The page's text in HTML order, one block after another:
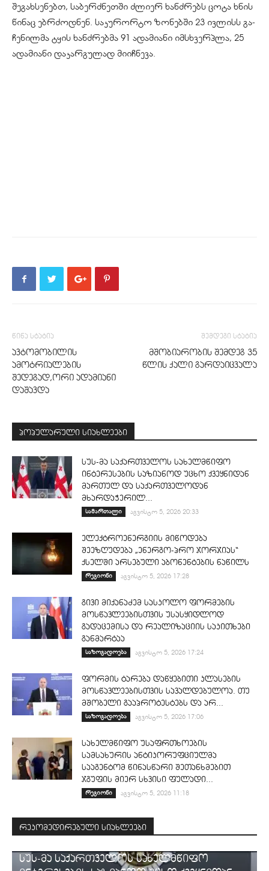
შე­გახ­სე­ნებთ, სა­ბერ­ძნეთ­ში ძლი­ერ ხან­ძრებს ცოტა ხნის
წი­ნაც ებ­რძოდ­ნენ. სა­კუ­რორ­ტო ზო­ნებ­ში 23 ივ­ლისს გა­
ჩე­ნილ­მა ტყის ხან­ძრებ­მა 91 ადა­მი­ა­ნი იმ­სხვერ­პლა, 25
ადა­მი­ა­ნი დაკარგულად მი­იჩ­ნე­ვა.
წინა სტატია
ავტომობილის
ამოტრიალების
შედეგად,ორი ადამიანი
დაშავდა
შემდეგი სტატია
მშობიარობის შემდეგ 35
წლის ქალი გარდაიცვალა
პოპულარული სიახლეები
სუს-მა საქართველოს სახელმწიფო
ინტერესების საზიანოდ უცხო ქვეყნიდან
მართულ და საქართველოდან
მხარდაჭერილ...
სამართალი აგვისტო 5, 2026 20:33
ელექტროენერგიის მიწოდება
შეეზღუდება „ენერგო-პრო ჯორჯიას“
ქსელში არსებული აბონენტების ნაწილს
რეგიონი აგვისტო 5, 2026 17:28
გივი მიქანაძემ სასკოლო ფორმების
მოსწავლეებისთვის უსასყიდლოდ
გადაცემისა და რეალიზაციის საკითხები
განმარტაა
საზოგადოება აგვისტო 5, 2026 17:24
ფორმის ტარება დაწყებითი კლასების
მოსწავლეებისთვის სავალდებულოა. თუ
მშობელი გააპროტესტებს და არ...
საზოგადოება აგვისტო 5, 2026 17:06
სახელმწიფო უსაფრთხოების
სამსახურის ანტიკორუფციულმა
სააგენტომ წინასწარი შეთანხმებით
ჯგუფის მიერ სხვისი ფულადი...
რეგიონი აგვისტო 5, 2026 11:18
რეკომედირებული სიახლეები
სუს-მა საქართველოს სახელმწიფო